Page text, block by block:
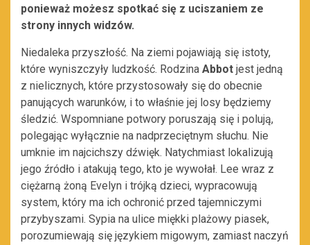
ponieważ możesz spotkać się z uciszaniem ze
strony innych widzów.
Niedaleka przyszłość. Na ziemi pojawiają się istoty,
które wyniszczyły ludzkość. Rodzina Abbot jest jedną
z nielicznych, które przystosowały się do obecnie
panujących warunków, i to właśnie jej losy będziemy
śledzić. Wspomniane potwory poruszają się i polują,
polegając wyłącznie na nadprzeciętnym słuchu. Nie
umknie im najcichszy dźwięk. Natychmiast lokalizują
jego źródło i atakują tego, kto je wywołał. Lee wraz z
ciężarną żoną Evelyn i trójką dzieci, wypracowują
system, który ma ich ochronić przed tajemniczymi
przybyszami. Sypia na ulice miękki plażowy piasek,
porozumiewają się językiem migowym, zamiast naczyń